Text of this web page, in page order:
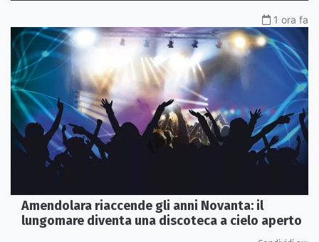
1 ora fa
Amendolara riaccende gli anni Novanta: il
lungomare diventa una discoteca a cielo aperto